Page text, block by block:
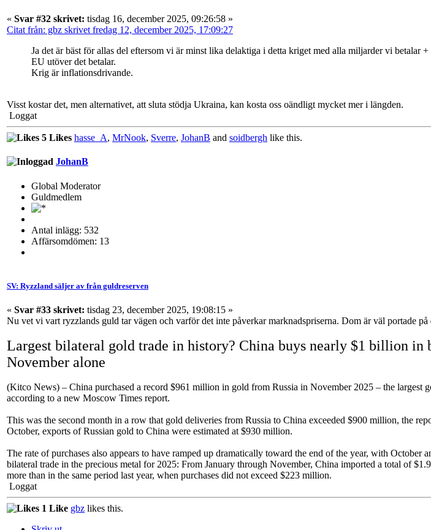
« Svar #32 skrivet: tisdag 16, december 2025, 09:26:58 »
Citat från: gbz skrivet fredag 12, december 2025, 17:09:27
Ja det är bäst för allas del eftersom vi är minst lika delaktiga i detta kriget med alla miljarder vi betalar
EU utöver det betalar.
Krig är inflationsdrivande.
Visst kostar det, men alternativet, att sluta stödja Ukraina, kan kosta oss oändligt mycket mer i längden.
Loggat
5 Likes hasse_A, MrNook, Sverre, JohanB and soidbergh like this.
JohanB
Global Moderator
Guldmedlem
Antal inlägg: 532
Affärsomdömen: 13
SV: Ryzzland säljer av från guldreserven
« Svar #33 skrivet: tisdag 23, december 2025, 19:08:15 »
Nu vet vi vart ryzzlands guld tar vägen och varför det inte påverkar marknadspriserna. Dom är väl portade på
Largest bilateral gold trade in history? China buys nearly $1 billion in
November alone
(Kitco News) – China purchased a record $961 million in gold from Russia in November 2025 – the largest
according to a new Moscow Times report.
This was the second month in a row that gold deliveries from Russia to China exceeded $900 million, the
October, exports of Russian gold to China were estimated at $930 million.
The rate of purchases also appears to have ramped up dramatically toward the end of the year, with October
bilateral trade in the precious metal for 2025: From January through November, China imported a total of
more than in the same period last year, when purchases did not exceed $223 million.
Loggat
1 Like gbz likes this.